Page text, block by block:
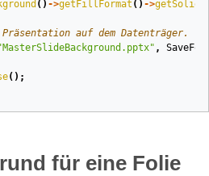
() ->getFillFormat () ->
auf dem Datenträger.
,
();
für eine Folie